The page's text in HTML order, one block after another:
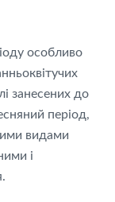
особливо
занесених до
період,
видами
і